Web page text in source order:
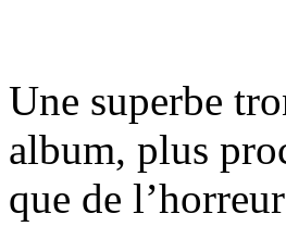
Une superbe
album, plus
que de